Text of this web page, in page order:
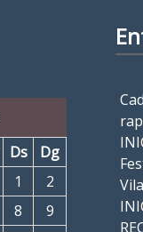
Ds
Dg
1
2
8
9